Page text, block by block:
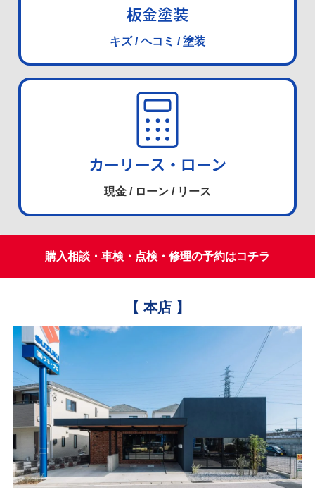
板金塗装
キズ / ヘコミ / 塗装
カーリース・ローン
現金 / ローン / リース
購入相談・車検・点検・修理の予約はコチラ
【 本店 】